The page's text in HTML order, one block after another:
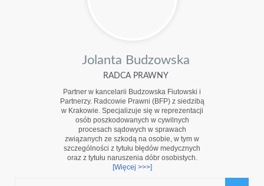
Jolanta Budzowska
RADCA PRAWNY
Partner w kancelarii Budzowska Fiutowski i
Partnerzy. Radcowie Prawni (BFP) z siedzibą
w Krakowie. Specjalizuje się w reprezentacji
osób poszkodowanych w cywilnych
procesach sądowych w sprawach
związanych ze szkodą na osobie, w tym w
szczególności z tytułu błędów medycznych
oraz z tytułu naruszenia dóbr osobistych.
[Więcej >>>]